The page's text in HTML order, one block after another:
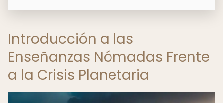
Introducción a las
Enseñanzas Nómadas Frente
a la Crisis Planetaria